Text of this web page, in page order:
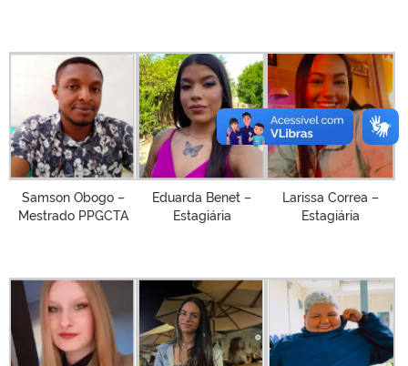
Samson Obogo –
Mestrado PPGCTA
Eduarda Benet –
Estagiária
Larissa Correa –
Estagiária